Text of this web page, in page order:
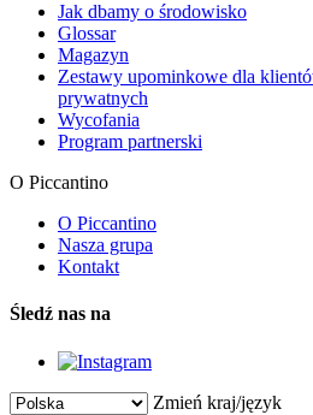
Jak dbamy o środowisko
Glossar
Magazyn
Zestawy upominkowe dla
prywatnych
Wycofania
Program partnerski
O Piccantino
O Piccantino
Nasza grupa
Kontakt
Śledź nas na
Zmień kraj/język